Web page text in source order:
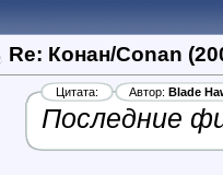
Re: Конан/Conan
Цитата: Автор: Blade
Последние